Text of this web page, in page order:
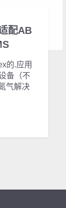
配AB
的.应用
备（不
气解决